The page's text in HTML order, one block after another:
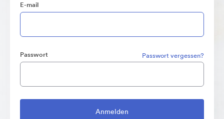
E-mail
Passwort Passwort vergessen?